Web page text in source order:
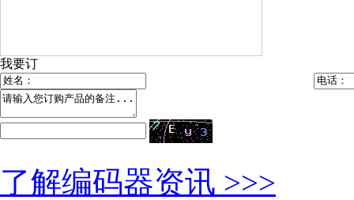
我要订
了解编码器资讯 >>>